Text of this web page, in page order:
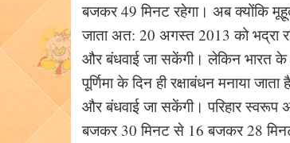
बजकर 49 मिनट रहेगा। अब क्योंकि
जाता अत: 20 अगस्त 2013 को भद्रा
और बंधवाई जा सकेंगी। लेकिन भारत के
पूर्णिमा के दिन ही रक्षाबंधन मनाया
और बंधवाई जा सकेंगी। परिहार
बजकर 30 मिनट से 16 बजकर 28